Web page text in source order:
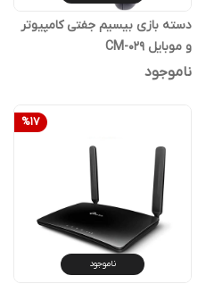
دسته بازی بیسیم جفتی کامپیوتر
و موبایل CM-029
ناموجود
%17
ناموجود